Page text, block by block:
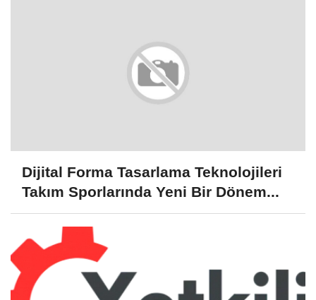
Dijital Forma Tasarlama Teknolojileri
Takım Sporlarında Yeni Bir Dönem...